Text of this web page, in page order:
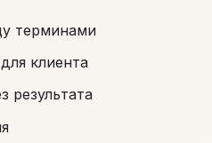
терминами
клиента
результата